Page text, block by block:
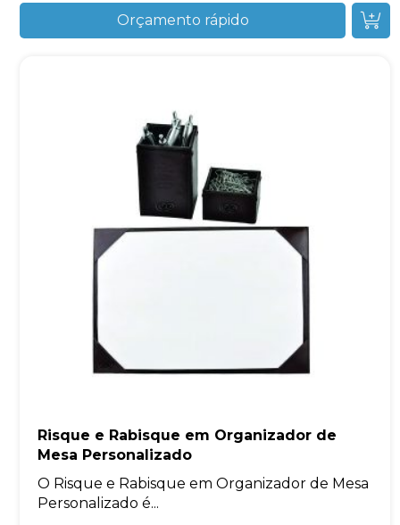
Orçamento rápido
Risque e Rabisque em Organizador de
Mesa Personalizado
O Risque e Rabisque em Organizador de Mesa
Personalizado é...